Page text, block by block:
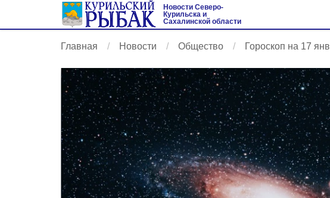
Новости Северо-
Курильска и
Сахалинской области
Главная Новости Общество Гороскоп на 17